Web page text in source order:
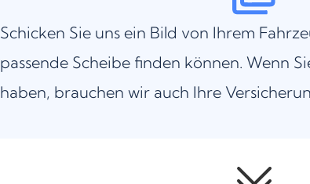
Schicken Sie uns ein Bild von Ihrem
passende Scheibe finden können. Wenn
haben, brauchen wir auch Ihre